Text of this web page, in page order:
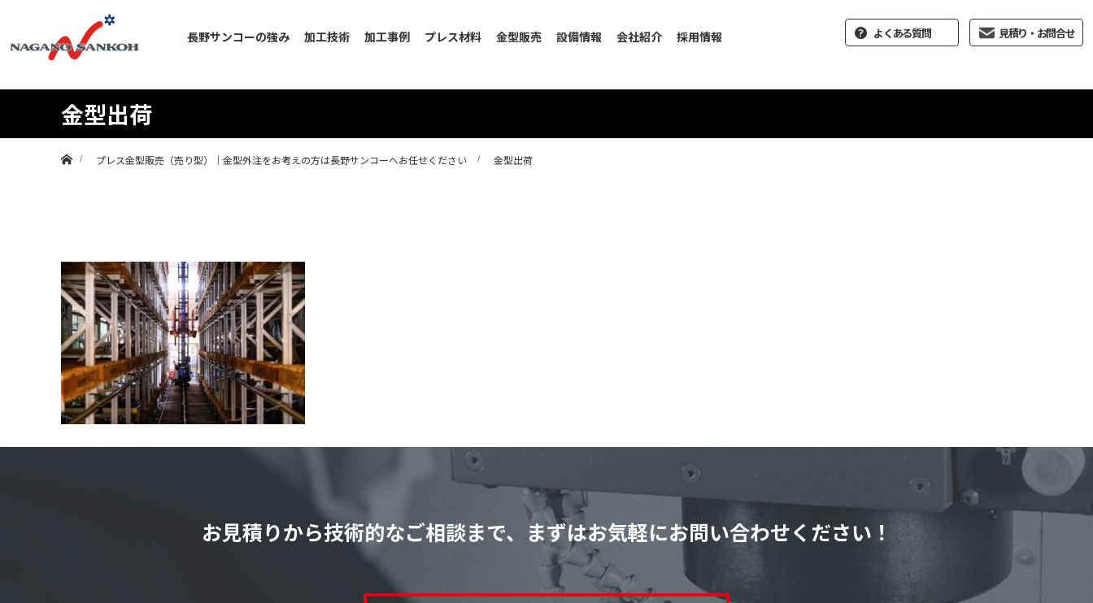
長野サンコーの強み 加工技術 加工事例 プレス材料 金型販売 設備情報 会社紹介 採用情報 よくある質問 見積り・お問合せ
金型出荷
プレス金型販売（売り型）｜金型外注をお考えの方は長野サンコーへお任せください
金型出荷
お見積りから技術的なご相談まで、 まずはお気軽にお問い合わせください！